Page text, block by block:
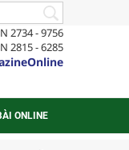
2734 - 9756
2815 - 6285
ONLINE